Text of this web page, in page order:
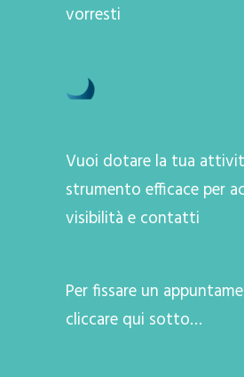
vorresti
Vuoi dotare la tua
strumento efficace per
visibilità e contatti
Per fissare un
cliccare qui sotto…